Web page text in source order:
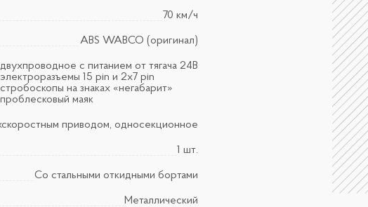
70 км/ч
АBS WABCO (оригинал)
двухпроводное с питанием от тягача 24В
электроразъемы 15 pin и 2х7 pin
стробоскопы на знаках «негабарит»
проблесковый маяк
приводом, односекционное
1 шт.
Со стальными откидными бортами
Металлический